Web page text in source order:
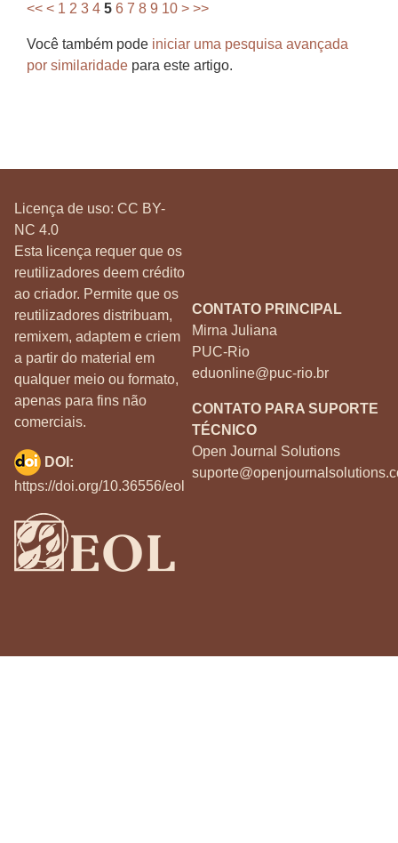
<< < 1 2 3 4 5 6 7 8 9 10 > >>
Você também pode iniciar uma pesquisa avançada
por similaridade para este artigo.
Licença de uso: CC BY-
NC 4.0
Esta licença requer que os
reutilizadores deem crédito
ao criador. Permite que os
reutilizadores distribuam,
remixem, adaptem e criem
a partir do material em
qualquer meio ou formato,
apenas para fins não
comerciais.
CONTATO PRINCIPAL
Mirna Juliana
PUC-Rio
eduonline@puc-rio.br
CONTATO PARA SUPORTE
TÉCNICO
Open Journal Solutions
DOI:
https://doi.org/10.36556/eol